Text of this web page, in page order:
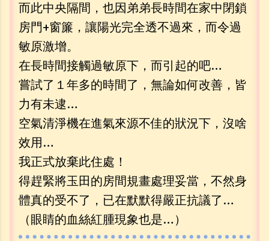
而此中央隔間，也因弟弟長時間在家中閉鎖
房門+窗簾，讓陽光完全透不過來，而令過
敏原激增。
在長時間接觸過敏原下，而引起的吧…
嘗試了１年多的時間了，無論如何改善，皆
力有未逮…
空氣清淨機在進氣來源不佳的狀況下，沒啥
效用…
我正式放棄此住處！
得趕緊將玉田的房間規畫處理妥當，不然身
體真的受不了，已在默默得嚴正抗議了…
（眼睛的血絲紅腫現象也是…）